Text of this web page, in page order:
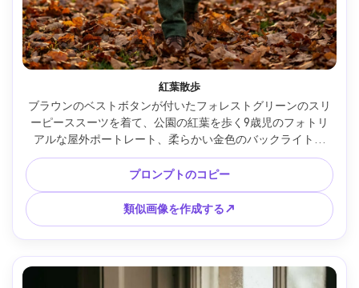
紅葉散歩
ブラウンのベストボタンが付いたフォレストグリーンのスリ
ーピーススーツを着て、公園の紅葉を歩く9歳児のフォトリ
アルな屋外ポートレート、柔らかい金色のバックライト、
Canon EOS R5で撮影、70mm f/2、全身フレーム、暖かい映
画的なトーン、自然な率直な笑顔、細部の生地と葉の質感、
浅い被写界深度 --ar 4:5
プロンプトのコピー
類似画像を作成する↗